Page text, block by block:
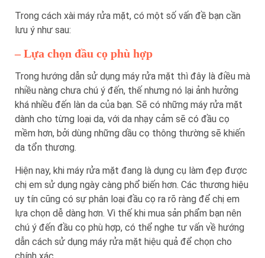
Trong cách xài máy rửa mặt, có một số vấn đề bạn cần
lưu ý như sau:
– Lựa chọn đầu cọ phù hợp
Trong hướng dẫn sử dụng máy rửa mặt thì đây là điều mà
nhiều nàng chưa chú ý đến, thế nhưng nó lại ảnh hưởng
khá nhiều đến làn da của bạn. Sẽ có những máy rửa mặt
dành cho từng loại da, với da nhạy cảm sẽ có đầu cọ
mềm hơn, bởi dùng những dầu cọ thông thường sẽ khiến
da tổn thương.
Hiện nay, khi máy rửa mặt đang là dụng cụ làm đẹp được
chị em sử dụng ngày càng phổ biến hơn. Các thương hiệu
uy tín cũng có sự phân loại đầu cọ ra rõ ràng để chị em
lựa chọn dễ dàng hơn. Vì thế khi mua sản phẩm bạn nên
chú ý đến đầu cọ phù hợp, có thể nghe tư vấn về hướng
dẫn cách sử dụng máy rửa mặt hiệu quả để chọn cho
chính xác.